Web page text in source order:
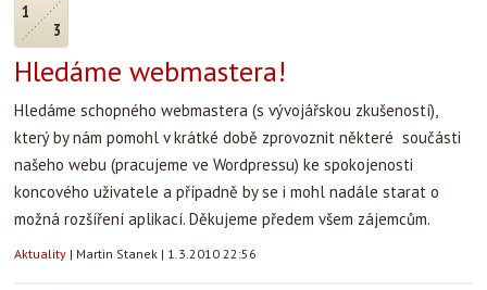
1
3
Hledáme webmastera!
Hledáme schopného webmastera (s vývojářskou zkušeností),
který by nám pomohl v krátké době zprovoznit některé součásti
našeho webu (pracujeme ve Wordpressu) ke spokojenosti
koncového uživatele a případně by se i mohl nadále starat o
možná rozšíření aplikací. Děkujeme předem všem zájemcům.
Aktuality | Martin Stanek | 1.3.2010 22:56